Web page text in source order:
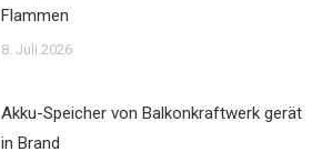
Flammen
8. Juli 2026
Akku-Speicher von Balkonkraftwerk gerät
in Brand